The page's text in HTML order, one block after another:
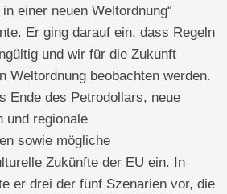
einer neuen Weltordnung“
Er ging darauf ein, dass Regeln
und wir für die Zukunft
Weltordnung beobachten werden.
Ende des Petrodollars, neue
und regionale
sowie mögliche
Zukünfte der EU ein. In
er drei der fünf Szenarien vor, die